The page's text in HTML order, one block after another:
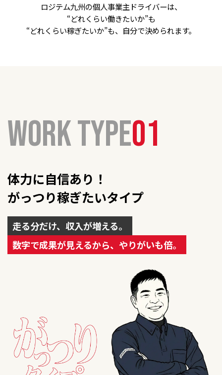
ロジテム九州の個人事業主ドライバーは、
“どれくらい働きたいか”も
“どれくらい稼ぎたいか”も、自分で決められます。
WORK TYPE01
体力に自信あり！
がっつり稼ぎたいタイプ
走る分だけ、収入が増える。
数字で成果が見えるから、やりがいも倍。